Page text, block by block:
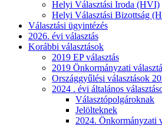
Helyi Választási Iroda (HVI)
Helyi Választási Bizottság
Választási ügyintézés
2026. évi választás
Korábbi választások
2019 EP választás
2019 Önkormányzati
Országgyűlési választások
2024 . évi általános
Választópolgároknak
Jelölteknek
2024. Önkormányzati